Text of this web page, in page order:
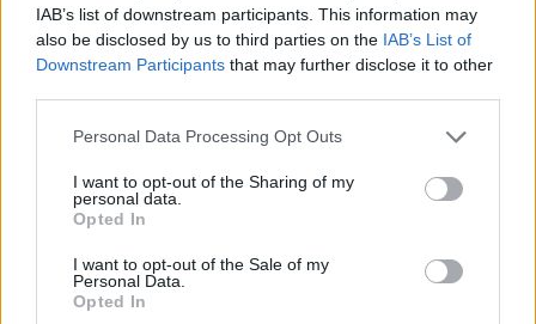
IAB’s list of downstream participants. This information may
also be disclosed by us to third parties on the IAB’s List of
Downstream Participants that may further disclose it to other
Personal Data Processing Opt Outs
I want to opt-out of the Sharing of my
personal data.
Opted In
I want to opt-out of the Sale of my
Personal Data.
Opted In
Senaste inlägget av Dr_snuggels torsdag 21:09iProjekt
Golf Mk2 16v Turbo 137 svar
Vw 1956 oval prosjekt 11 svar
Volvo 245 ?Turbo?
Renovering av en Honda Civic Aerodeck
VTi